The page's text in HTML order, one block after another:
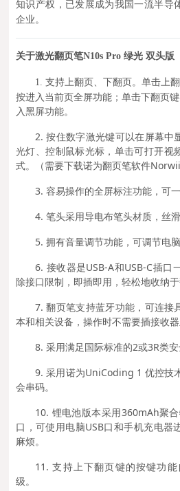
知识产权，已发展成为我国一流半导
企业。
关于激光翻页笔N10s Pro 绿光 双头版
1.支持上翻页、下翻页。单击上
按进入当前页全屏功能；单击下翻页
入黑屏功能。
2. 按住数字激光键可以在屏幕中
光灯、控制鼠标光标，单击可打开视
式。（需要下载诺为翻页笔软件
3. 容易操作的全屏标注功能，可
4. 笔头采用导电布笔头材质，丝滑
5. 拥有音量调节功能，可调节电脑
6. 接收器是USB-A和USB-C插口
除接口限制，即插即用，轻松地收纳于
7. 翻页笔支持蓝牙功能，可连接
本和相关设备，操作时不需要插接收器
8. 采用满足国际标准的2或3R类安
9. 采用诺为UniCoding 1 优控技
会串码。
10. 锂电池版本采用360mAh聚
口，可使用电脑USB口和手机充电器
麻烦。
11. 支持上下翻页键的按键功
级。